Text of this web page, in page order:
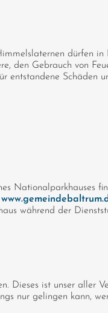
dürfen in
den Gebrauch von
entstandene Schäden
Nationalparkhauses
während der
Dieses ist unser aller
nur gelingen kann,